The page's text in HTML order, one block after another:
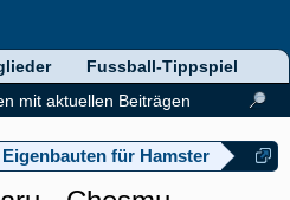
Eigenbauten für Hamster
mit aktuellen Beiträgen
Fussball-Tippspiel